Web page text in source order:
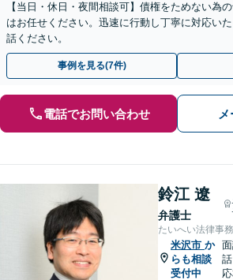
【当日・休日・夜間相談可】債権をためない為
はお任せください。迅速に行動し丁寧に対応い
話ください。
事例を見る(7件)
電話でお問い合わせ
鈴江 遼
弁護士
たいへい法律事
米沢市 か
らも相談
受付中